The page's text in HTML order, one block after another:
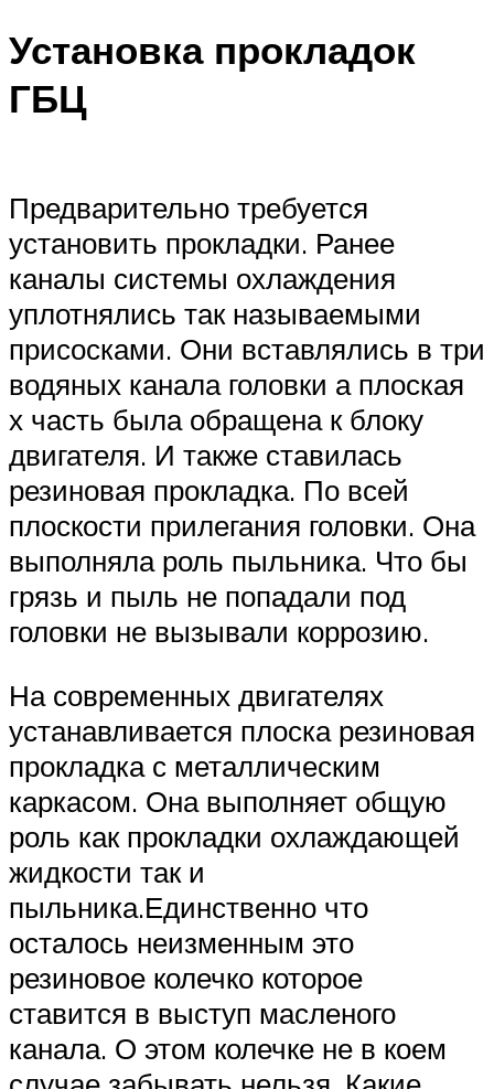
Установка прокладок
ГБЦ
Предварительно требуется
установить прокладки. Ранее
каналы системы охлаждения
уплотнялись так называемыми
присосками. Они вставлялись в три
водяных канала головки а плоская
х часть была обращена к блоку
двигателя. И также ставилась
резиновая прокладка. По всей
плоскости прилегания головки. Она
выполняла роль пыльника. Что бы
грязь и пыль не попадали под
головки не вызывали коррозию.
На современных двигателях
устанавливается плоска резиновая
прокладка с металлическим
каркасом. Она выполняет общую
роль как прокладки охлаждающей
жидкости так и
пыльника.Единственно что
осталось неизменным это
резиновое колечко которое
ставится в выступ масленого
канала. О этом колечке не в коем